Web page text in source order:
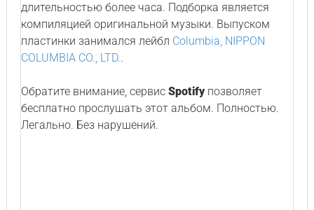
длительностью более часа. Подборка является
компиляцией оригинальной музыки. Выпуском
пластинки занимался лейбл Columbia, NIPPON
COLUMBIA CO., LTD..
Обратите внимание, сервис Spotifyпозволяет
бесплатно прослушать этот альбом. Полностью.
Легально. Без нарушений.